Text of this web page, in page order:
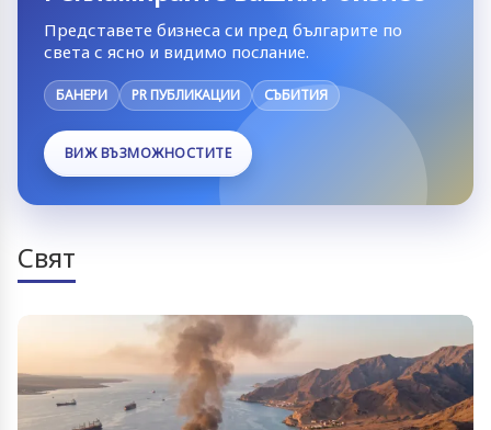
Представете бизнеса си пред българите по
света с ясно и видимо послание.
БАНЕРИ PR ПУБЛИКАЦИИ СЪБИТИЯ
ВИЖ ВЪЗМОЖНОСТИТЕ
Свят